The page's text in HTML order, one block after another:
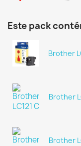
Este pack
Brother
Brother
Brother